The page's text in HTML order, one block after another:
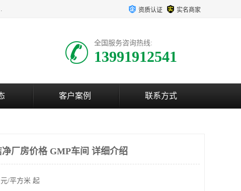
计与施工及技术咨询服务；货物及技术的进出口的业务经营。 资质认证 实名商家
全国服务咨询热线:
13991912541
客户案例 联系方式
厂房价格 GMP车间 详细介绍
元/平方米 起